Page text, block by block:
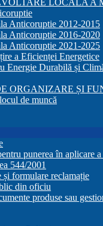
LOCALA A
Anticoruptie 2012-2015
Anticoruptie 2016-2020
Anticoruptie 2021-2025
a Eficienței Energetice
Energie Durabilă și
ORGANIZARE ȘI
de muncă
punerea în aplicare
544/2001
și formulare reclamație
din oficiu
produse sau